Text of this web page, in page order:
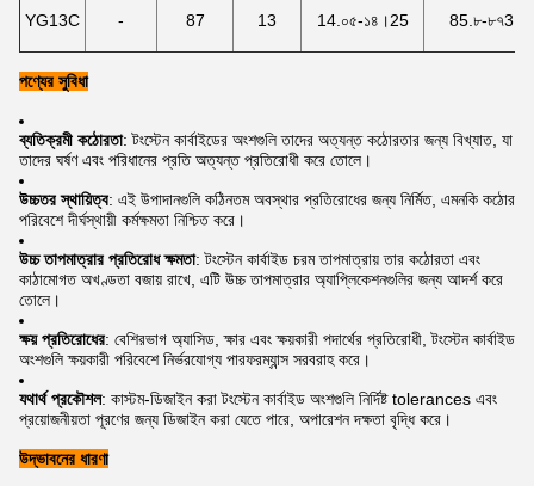
YG13C - 87 13 14.০৫-১৪।25 85.৮-৮৭3
পণ্যের সুবিধা
ব্যতিক্রমী কঠোরতা: টংস্টেন কার্বাইডের অংশগুলি তাদের অত্যন্ত কঠোরতার জন্য বিখ্যাত, যা
তাদের ঘর্ষণ এবং পরিধানের প্রতি অত্যন্ত প্রতিরোধী করে তোলে।
উচ্চতর স্থায়িত্ব: এই উপাদানগুলি কঠিনতম অবস্থার প্রতিরোধের জন্য নির্মিত, এমনকি কঠোর
পরিবেশে দীর্ঘস্থায়ী কর্মক্ষমতা নিশ্চিত করে।
উচ্চ তাপমাত্রার প্রতিরোধ ক্ষমতা: টংস্টেন কার্বাইড চরম তাপমাত্রায় তার কঠোরতা এবং
কাঠামোগত অখণ্ডতা বজায় রাখে, এটি উচ্চ তাপমাত্রার অ্যাপ্লিকেশনগুলির জন্য আদর্শ করে
তোলে।
ক্ষয় প্রতিরোধের: বেশিরভাগ অ্যাসিড, ক্ষার এবং ক্ষয়কারী পদার্থের প্রতিরোধী, টংস্টেন কার্বাইড
অংশগুলি ক্ষয়কারী পরিবেশে নির্ভরযোগ্য পারফরম্যান্স সরবরাহ করে।
যথার্থ প্রকৌশল: কাস্টম-ডিজাইন করা টংস্টেন কার্বাইড অংশগুলি নির্দিষ্ট tolerances এবং
প্রয়োজনীয়তা পূরণের জন্য ডিজাইন করা যেতে পারে, অপারেশন দক্ষতা বৃদ্ধি করে।
উদ্ভাবনের ধারণা